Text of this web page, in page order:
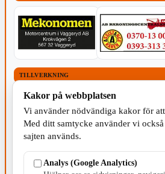
TILLVERKNING
Kakor på webbplatsen
Vi använder nödvändiga kakor för
Med ditt samtycke använder vi
sajten används.
Analys (Google Analytics)